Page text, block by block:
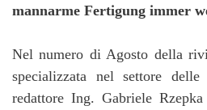
mannarme Fertigung immer
Nel numero di Agosto della
specializzata nel settore
redattore Ing. Gabriele